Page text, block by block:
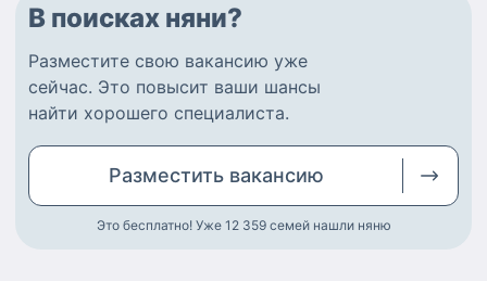
В поисках няни?
Разместите свою вакансию уже
сейчас. Это повысит ваши шансы
найти хорошего специалиста.
Разместить вакансию
Это бесплатно! Уже 12 359 семей нашли няню